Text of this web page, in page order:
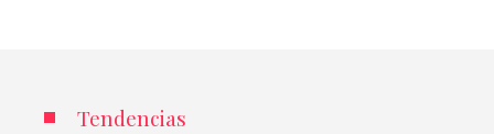
Tendencias